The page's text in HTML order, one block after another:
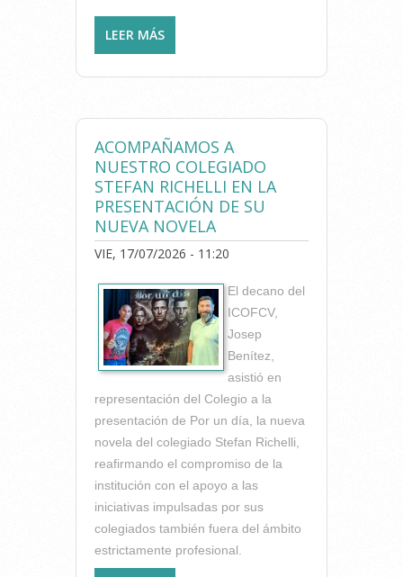
LEER MÁS
INSCRIPCIONES PARA EL
CONGRESO SOLIDARIO
VENEZUELA'
ACOMPAÑAMOS A
NUESTRO COLEGIADO
STEFAN RICHELLI EN LA
PRESENTACIÓN DE SU
NUEVA NOVELA
VIE, 17/07/2026 - 11:20
El decano del
ICOFCV,
Josep
Benítez,
asistió en
representación del Colegio a la
presentación de Por un día, la nueva
novela del colegiado Stefan Richelli,
reafirmando el compromiso de la
institución con el apoyo a las
iniciativas impulsadas por sus
colegiados también fuera del ámbito
estrictamente profesional.